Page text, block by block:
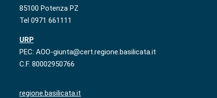
85100 Potenza PZ
Tel 0971 661111
URP
PEC: AOO-giunta@cert.regione.basilicata.it
C.F. 80002950766
regione.basilicata.it